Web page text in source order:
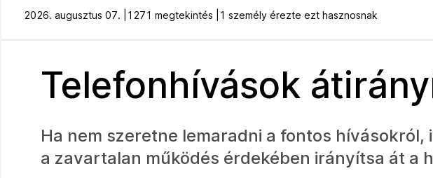
2026. augusztus 07. | 1271 megtekintés | 1 személy érezte ezt hasznosnak
Telefonhívások
Ha nem szeretne lemaradni a fontos
a zavartalan működés érdekében irányítsa át a